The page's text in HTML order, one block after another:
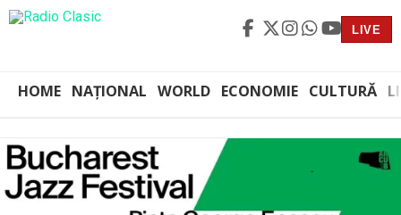
LIVE
HOME NAȚIONAL WORLD ECONOMIE CULTURĂ